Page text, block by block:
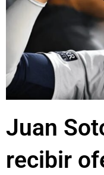
Juan
recibir